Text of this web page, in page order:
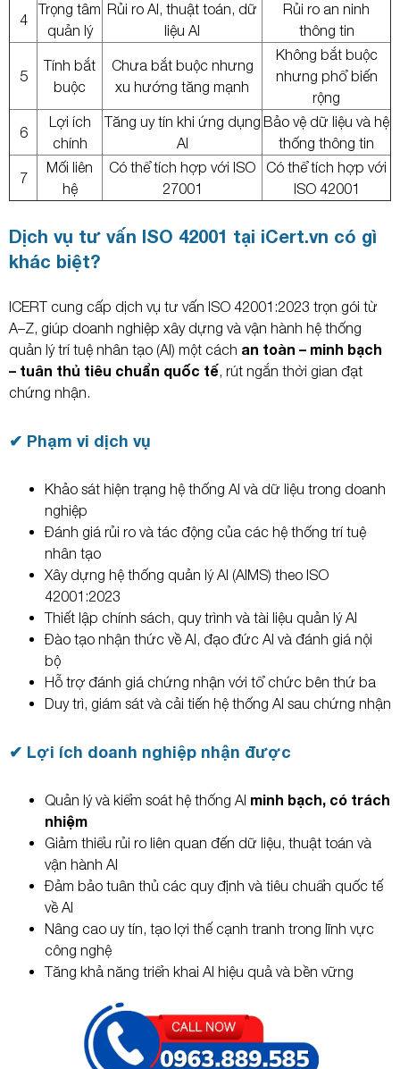
4
Trọng tâm
quản lý
Rủi ro AI, thuật toán, dữ
liệu AI
Rủi ro an ninh
thông tin
5
Tính bắt
buộc
Chưa bắt buộc nhưng
xu hướng tăng mạnh
Không bắt buộc
nhưng phổ biến
rộng
6
Lợi ích
chính
Tăng uy tín khi ứng dụng
AI
Bảo vệ dữ liệu và hệ
thống thông tin
7
Mối liên
hệ
Có thể tích hợp với ISO
27001
Có thể tích hợp với
ISO 42001
Dịch vụ tư vấn ISO 42001 tại iCert.vn có gì
khác biệt?
ICERT cung cấp dịch vụ tư vấn ISO 42001:2023 trọn gói từ
A–Z, giúp doanh nghiệp xây dựng và vận hành hệ thống
quản lý trí tuệ nhân tạo (AI) một cách an toàn – minh bạch
– tuân thủ tiêu chuẩn quốc tế, rút ngắn thời gian đạt
chứng nhận.
✔ Phạm vi dịch vụ
Khảo sát hiện trạng hệ thống AI và dữ liệu trong doanh
nghiệp
Đánh giá rủi ro và tác động của các hệ thống trí tuệ
nhân tạo
Xây dựng hệ thống quản lý AI (AIMS) theo ISO
42001:2023
Thiết lập chính sách, quy trình và tài liệu quản lý AI
Đào tạo nhận thức về AI, đạo đức AI và đánh giá nội
bộ
Hỗ trợ đánh giá chứng nhận với tổ chức bên thứ ba
Duy trì, giám sát và cải tiến hệ thống AI sau chứng nhận
✔ Lợi ích doanh nghiệp nhận được
Quản lý và kiểm soát hệ thống AI minh bạch, có trách
nhiệm
Giảm thiểu rủi ro liên quan đến dữ liệu, thuật toán và
vận hành AI
Đảm bảo tuân thủ các quy định và tiêu chuẩn quốc tế
về AI
Nâng cao uy tín, tạo lợi thế cạnh tranh trong lĩnh vực
công nghệ
Tăng khả năng triển khai AI hiệu quả và bền vững